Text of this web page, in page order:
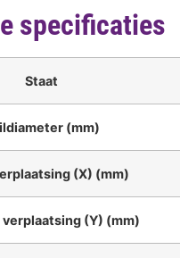
specificaties
Staat
(mm)
(X) (mm)
(Y) (mm)